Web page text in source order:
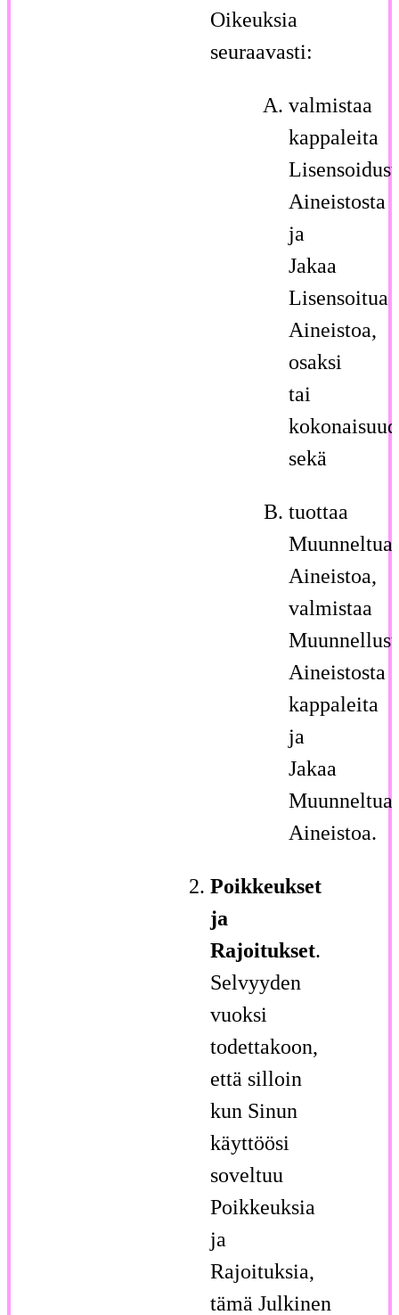
Oikeuksia
seuraavasti:
valmistaa
kappaleita
Aineistosta
ja
Jakaa
Lisensoitua
Aineistoa,
osaksi
tai
sekä
tuottaa
Muunneltua
Aineistoa,
valmistaa
Aineistosta
kappaleita
ja
Jakaa
Muunneltua
Aineistoa.
Poikkeukset
ja
Rajoitukset.
Selvyyden
vuoksi
todettakoon,
että silloin
kun Sinun
käyttöösi
soveltuu
Poikkeuksia
ja
Rajoituksia,
tämä Julkinen